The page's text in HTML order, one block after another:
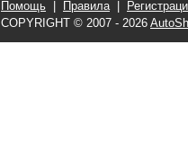
Помощь Правила|
COPYRIGHT © 2007 - 2026